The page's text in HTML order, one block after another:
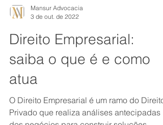
3 de out. de 2022
Direito Empresarial:
saiba o que é e como
atua
O Direito Empresarial é um ramo do Direito